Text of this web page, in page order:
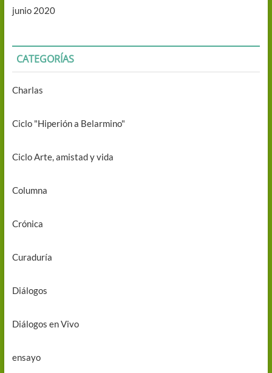
junio 2020
CATEGORÍAS
Charlas
Ciclo "Hiperión a Belarmino"
Ciclo Arte, amistad y vida
Columna
Crónica
Curaduría
Diálogos
Diálogos en Vivo
ensayo